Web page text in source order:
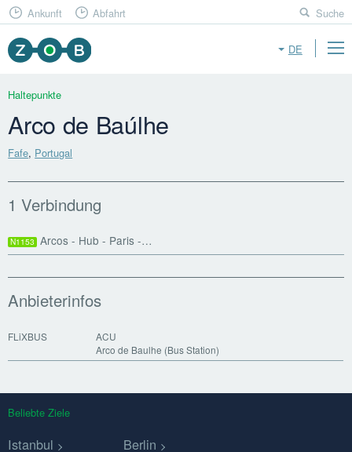
DE
Ankunft Abfahrt Suche
Haltepunkte
Arco de Baúlhe
Fafe, Portugal
1 Verbindung
N1153 Arcos - Hub - Paris -…
Anbieterinfos
FLiXBUS
ACU
Arco de Baulhe (Bus Station)
Beliebte Ziele
Istanbul
Berlin